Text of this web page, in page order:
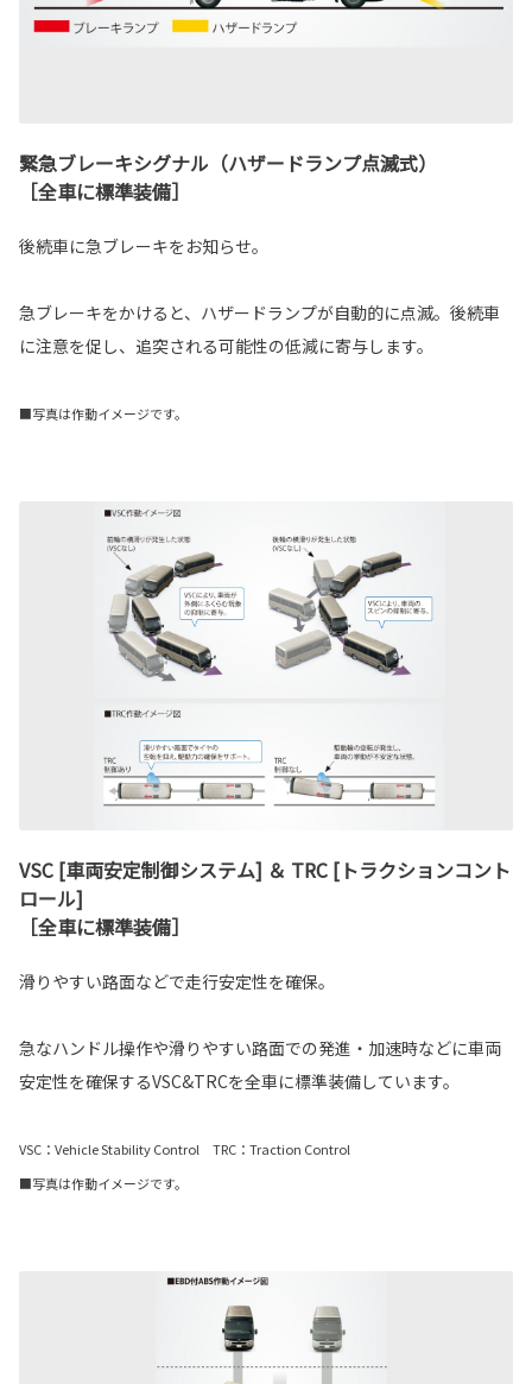
緊急ブレーキシグナル（ハザードランプ点滅式）
［全車に標準装備］
後続車に急ブレーキをお知らせ。
急ブレーキをかけると、ハザードランプが自動的に点滅。後続車
に注意を促し、追突される可能性の低減に寄与します。
■写真は作動イメージです。
VSC [車両安定制御システム] ＆ TRC [トラクションコント
ロール]
［全車に標準装備］
滑りやすい路面などで走行安定性を確保。
急なハンドル操作や滑りやすい路面での発進・加速時などに車両
安定性を確保するVSC&TRCを全車に標準装備しています。
VSC：Vehicle Stability Control TRC：Traction Control
■写真は作動イメージです。